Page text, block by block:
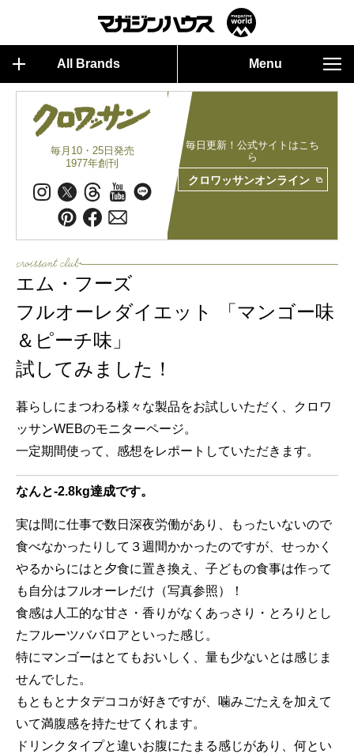
All Brands Menu
毎月10・25日発売
1977年創刊
毎日更新！公式サイトはこち
ら
クロワッサンオンライン
エム・フーズ
フルオーレダイエット 「マンゴー味
＆ピーチ味」
試してみました！
暮らしにまつわる様々な製品をお試しいただく、クロワ
ッサンWEBのモニターページ。
一定期間使って、感想をレポートしていただきます。
なんと-2.8kg達成です。
実は間に仕事で数日深夜労働があり、もったいないので
食べなかったりして３週間かかったのですが、せっかく
やるからにはと夕食に置き換え、子どもの食事は作って
も自分はフルオーレだけ（写真参照）！
食感は人工的な甘さ・香りがなくあっさり・とろりとし
たフルーツババロアといった感じ。
特にマンゴーはとてもおいしく、量も少ないとは感じま
せんでした。
もともとナタデココが好きですが、噛みごたえを加えて
いて満腹感を持たせてくれます。
ドリンクタイプと違いお腹にたまる感じがあり、何とい